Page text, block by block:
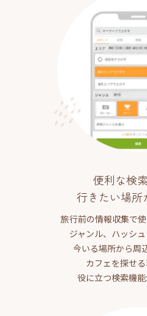
便利な検
行きたい場所
旅行前の情報収集で使
ジャンル、ハッシュ
今いる場所から周
カフェを探せ
役に立つ検索機能